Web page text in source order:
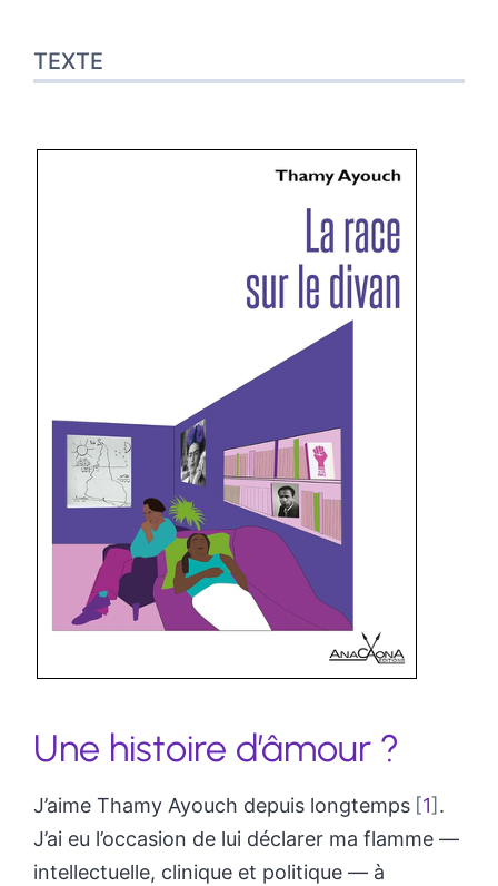
TEXTE
Une histoire d’âmour ?
J’aime Thamy Ayouch depuis longtemps 1 .
J’ai eu l’occasion de lui déclarer ma flamme —
intellectuelle, clinique et politique — à